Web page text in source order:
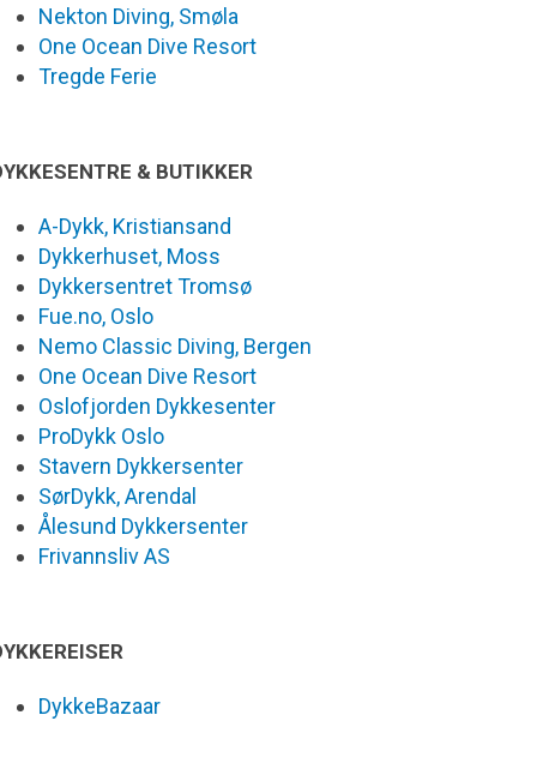
Nekton Diving, Smøla
One Ocean Dive Resort
Tregde Ferie
& BUTIKKER
A-Dykk, Kristiansand
Dykkerhuset, Moss
Dykkersentret Tromsø
Fue.no, Oslo
Nemo Classic Diving, Bergen
One Ocean Dive Resort
Oslofjorden Dykkesenter
ProDykk Oslo
Stavern Dykkersenter
SørDykk, Arendal
Ålesund Dykkersenter
Frivannsliv AS
DykkeBazaar